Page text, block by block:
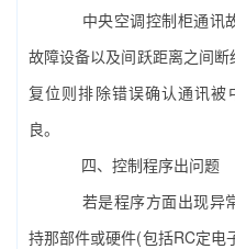
中央空调控制柜通讯
故障设备以及间跃距离之间
复位则排除错误确认通讯被
良。
四、控制程序出问题
若是程序方面出现异
持那部件或硬件(包括RC定电